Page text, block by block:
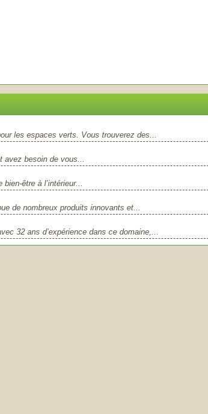
les espaces verts. Vous trouverez des...
avez besoin de vous...
être à l’intérieur...
de nombreux produits innovants et...
32 ans d’expérience dans ce domaine,...